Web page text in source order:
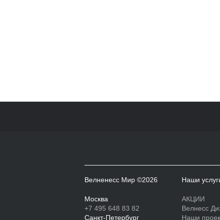
Наши
АКЦИИ
Велнесс
Наши
Велненесс Мир ©2026
Москва
+7 495 648 83 82
Санкт-Петербург